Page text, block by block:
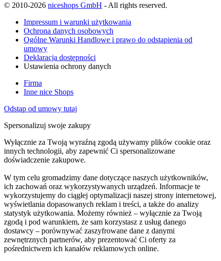
© 2010-2026 niceshops GmbH - All rights reserved.
Impressum i warunki użytkowania
Ochrona danych osobowych
Ogólne Warunki Handlowe i prawo do odstąpienia od
umowy
Deklaracja dostępności
Ustawienia ochrony danych
Firma
Inne nice Shops
Odstąp od umowy tutaj
Spersonalizuj swoje zakupy
Wyłącznie za Twoją wyraźną zgodą używamy plików cookie oraz
innych technologii, aby zapewnić Ci spersonalizowane
doświadczenie zakupowe.
W tym celu gromadzimy dane dotyczące naszych użytkowników,
ich zachowań oraz wykorzystywanych urządzeń. Informacje te
wykorzystujemy do ciągłej optymalizacji naszej strony internetowej,
wyświetlania dopasowanych reklam i treści, a także do analizy
statystyk użytkowania. Możemy również – wyłącznie za Twoją
zgodą i pod warunkiem, że sam korzystasz z usług danego
dostawcy – porównywać zaszyfrowane dane z danymi
zewnętrznych partnerów, aby prezentować Ci oferty za
pośrednictwem ich kanałów reklamowych online.